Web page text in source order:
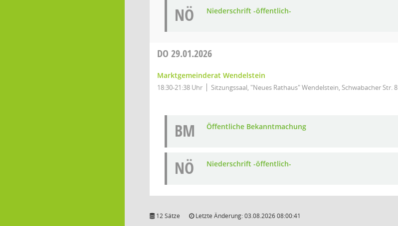
NÖ Niederschrift -öffentlich-
DO 29.01.2026
Marktgemeinderat Wendelstein
18:30-21:38 Uhr Sitzungssaal, "Neues Rathaus" Wendelstein, Schwabacher Str. 8
BM Öffentliche Bekanntmachung
NÖ Niederschrift -öffentlich-
12 Sätze Letzte Änderung: 03.08.2026 08:00:41